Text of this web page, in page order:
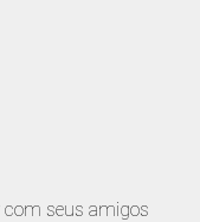
com seus amigos